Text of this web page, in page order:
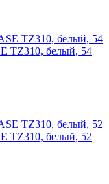
TZ310, белый, 54
TZ310, белый, 52